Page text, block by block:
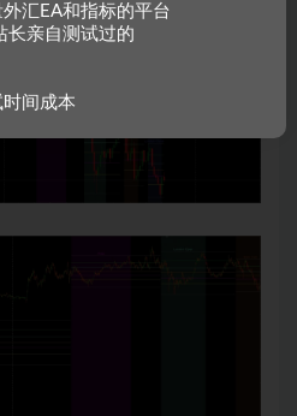
汇EA和指标的平台
长亲自测试过的
间成本